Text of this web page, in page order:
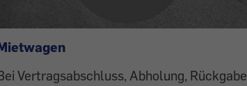
Vertragsabschluss, Abholung, Rückgabe